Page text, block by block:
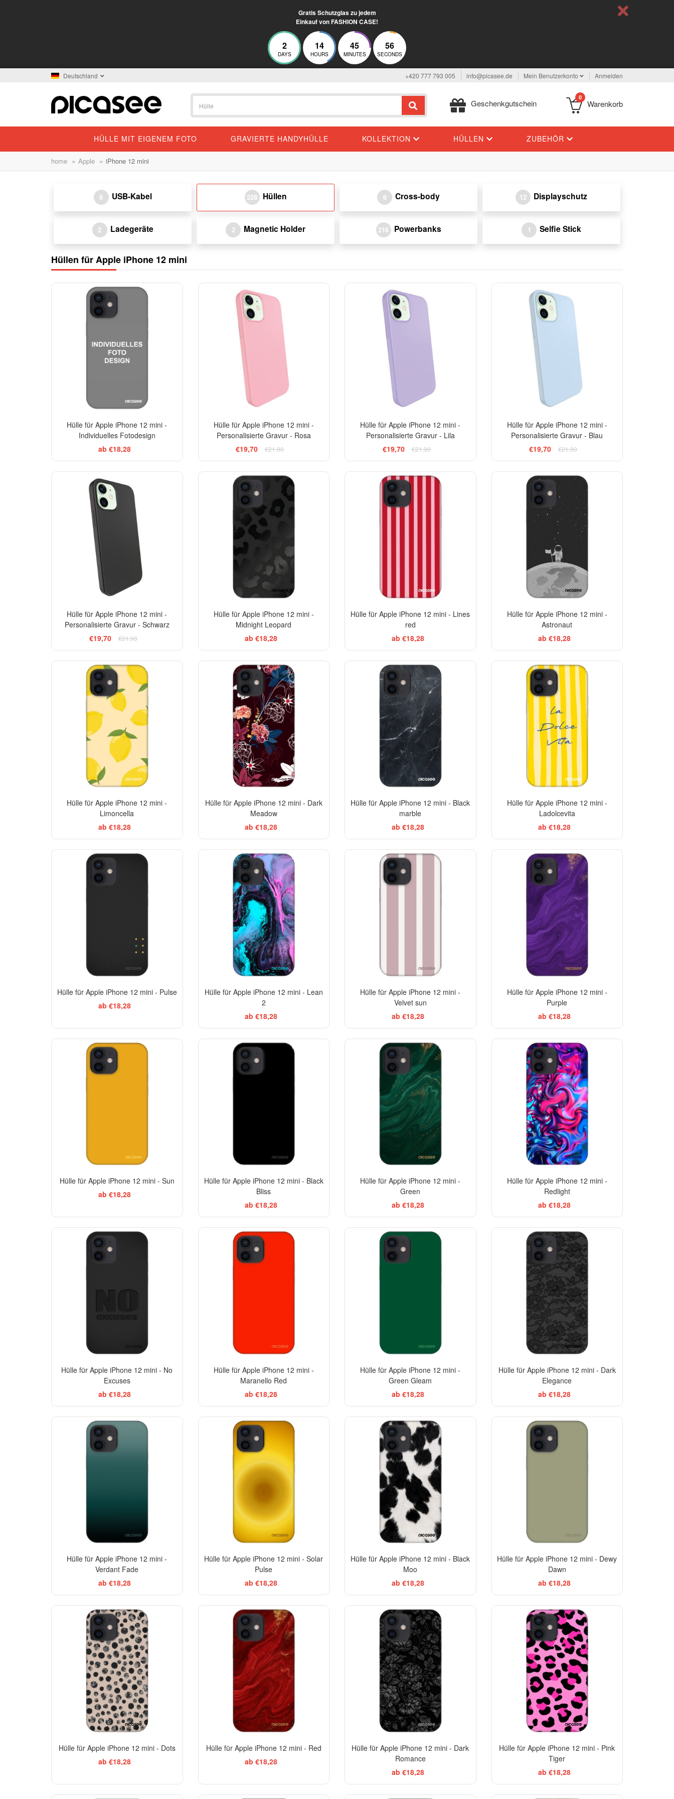
Gratis Schutzglas zu jedem
Einkauf von FASHION CASE!
2
DAYS
14
HOURS
45
MINUTES
54
SECONDS
Deutschland +420 777 793 005 info@picasee.de Mein Benutzerkonto Anmelden
Geschenkgutschein
0
Warenkorb
HÜLLE MIT EIGENEM FOTO GRAVIERTE HANDYHÜLLE KOLLEKTION HÜLLEN ZUBEHÖR
home » Apple » iPhone 12 mini
6 USB-Kabel 228 Hüllen 6 Cross-body 12 Displayschutz
2 Ladegeräte 2 Magnetic Holder 216 Powerbanks 1 Selfie Stick
Hüllen für Apple iPhone 12 mini
Hülle für Apple iPhone 12 mini -
Individuelles Fotodesign
ab €18,28
Hülle für Apple iPhone 12 mini -
Personalisierte Gravur - Rosa
€19,70
€21,90
Hülle für Apple iPhone 12 mini -
Personalisierte Gravur - Lila
€19,70
€21,90
Hülle für Apple iPhone 12 mini -
Personalisierte Gravur - Blau
€19,70
€21,90
Hülle für Apple iPhone 12 mini -
Personalisierte Gravur - Schwarz
€19,70
€21,90
Hülle für Apple iPhone 12 mini -
Midnight Leopard
ab €18,28
Hülle für Apple iPhone 12 mini - Lines
red
ab €18,28
Hülle für Apple iPhone 12 mini -
Astronaut
ab €18,28
BESTSELLER
Hülle für Apple iPhone 12 mini -
Limoncella
ab €18,28
Hülle für Apple iPhone 12 mini - Dark
Meadow
ab €18,28
Hülle für Apple iPhone 12 mini - Black
marble
ab €18,28
BESTSELLER
Hülle für Apple iPhone 12 mini -
Ladolcevita
ab €18,28
Hülle für Apple iPhone 12 mini - Pulse
ab €18,28
BESTSELLER
Hülle für Apple iPhone 12 mini - Lean
2
ab €18,28
Hülle für Apple iPhone 12 mini -
Velvet sun
ab €18,28
Hülle für Apple iPhone 12 mini -
Purple
ab €18,28
Hülle für Apple iPhone 12 mini - Sun
ab €18,28
BESTSELLER
Hülle für Apple iPhone 12 mini - Black
Bliss
ab €18,28
BESTSELLER
Hülle für Apple iPhone 12 mini -
Green
ab €18,28
Hülle für Apple iPhone 12 mini -
Redlight
ab €18,28
Hülle für Apple iPhone 12 mini - No
Excuses
ab €18,28
Hülle für Apple iPhone 12 mini -
Maranello Red
ab €18,28
Hülle für Apple iPhone 12 mini -
Green Gleam
ab €18,28
Hülle für Apple iPhone 12 mini - Dark
Elegance
ab €18,28
Hülle für Apple iPhone 12 mini -
Verdant Fade
ab €18,28
Hülle für Apple iPhone 12 mini - Solar
Pulse
ab €18,28
Hülle für Apple iPhone 12 mini - Black
Moo
ab €18,28
Hülle für Apple iPhone 12 mini - Dewy
Dawn
ab €18,28
Hülle für Apple iPhone 12 mini - Dots
ab €18,28
Hülle für Apple iPhone 12 mini - Red
ab €18,28
Hülle für Apple iPhone 12 mini - Dark
Romance
ab €18,28
Hülle für Apple iPhone 12 mini - Pink
Tiger
ab €18,28